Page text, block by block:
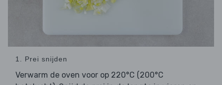
1. Prei snijden
Verwarm de oven voor op 220°C (200°C